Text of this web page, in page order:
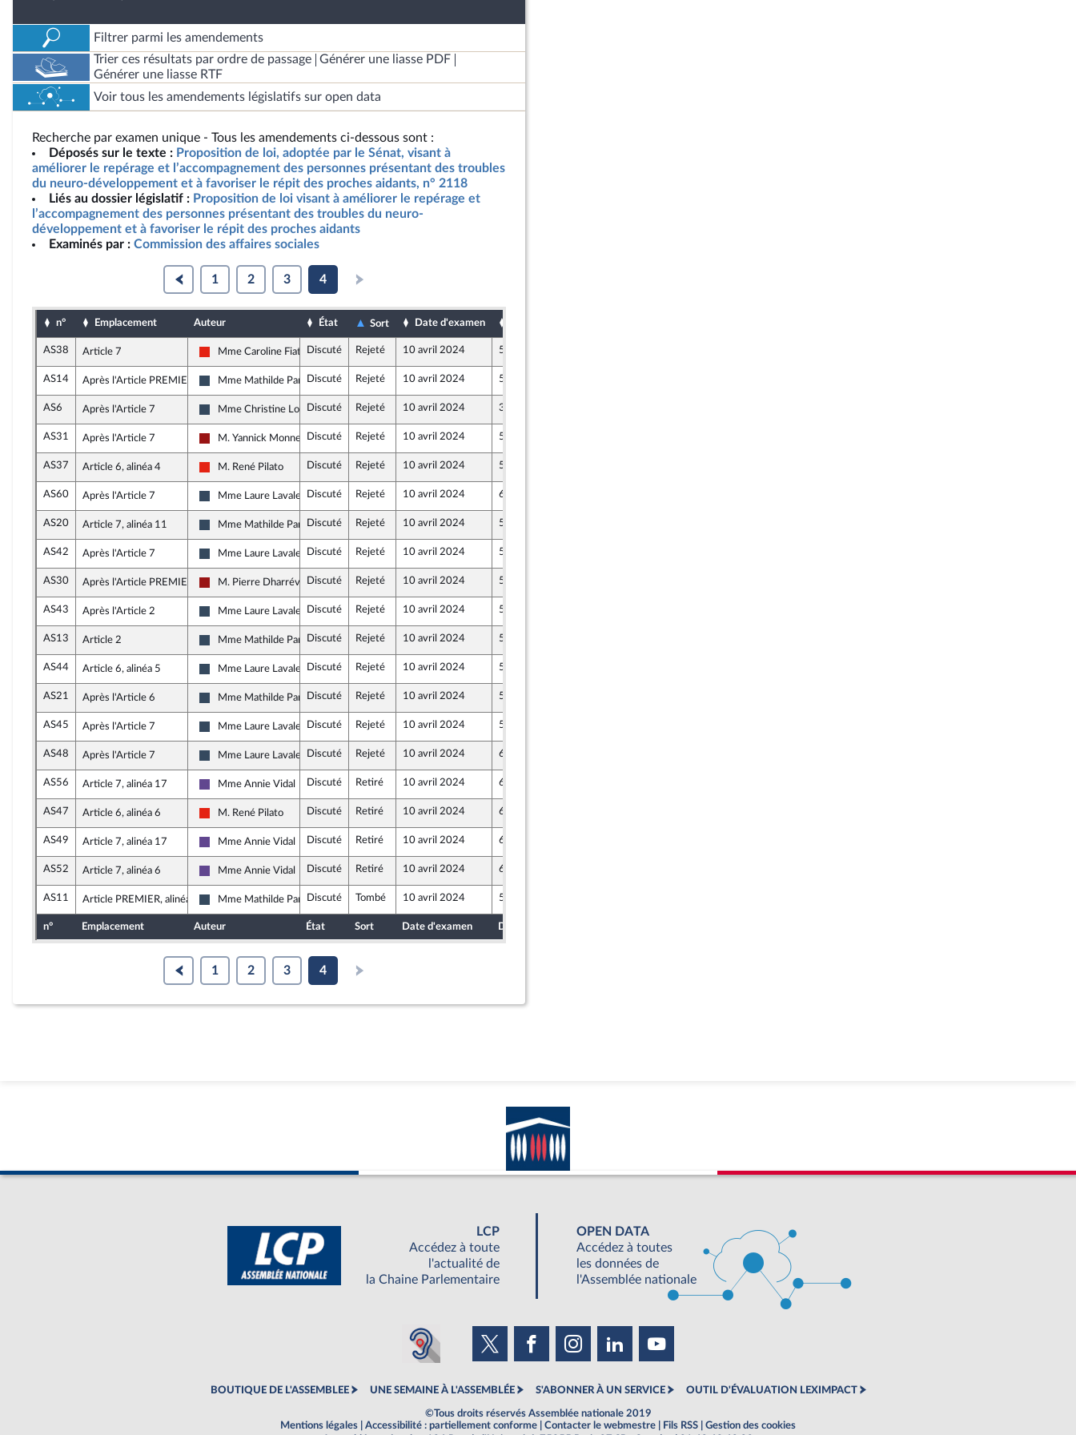
Filtrer parmi les amendements
Trier ces résultats par ordre de passage
Générer une liasse PDF
Générer une liasse RTF
Voir tous les amendements législatifs sur open data
Recherche par examen unique - Tous les amendements ci-dessous sont :
Déposés sur le texte : Proposition de loi, adoptée par le Sénat, visant à
améliorer le repérage et l’accompagnement des personnes présentant des troubles
du neuro-développement et à favoriser le répit des proches aidants, n° 2118
Liés au dossier législatif : Proposition de loi visant à améliorer le repérage et
l’accompagnement des personnes présentant des troubles du neuro-
développement et à favoriser le répit des proches aidants
Examinés par : Commission des affaires sociales
1 2 3 4
n° Emplacement Auteur État Sort Date d'examen
AS38 Article 7
La France insoumise - Nouvelle Union Populaire écologique et sociale
Mme Caroline Fiat Discuté Rejeté 10 avril 2024 5 avril 2024
AS14 Après l'Article PREMIER
Rassemblement National
Mme Mathilde ParisDiscuté Rejeté 10 avril 2024 5 avril 2024
AS6 Après l'Article 7
Rassemblement National
Mme Christine Loir Discuté Rejeté 10 avril 2024 3 avril 2024
AS31 Après l'Article 7
Gauche démocrate et républicaine - NUPES
M. Yannick Monnet Discuté Rejeté 10 avril 2024 5 avril 2024
AS37 Article 6, alinéa 4
La France insoumise - Nouvelle Union Populaire écologique et sociale
M. René Pilato Discuté Rejeté 10 avril 2024 5 avril 2024
AS60 Après l'Article 7
Rassemblement National
Mme Laure LavaletteDiscuté Rejeté 10 avril 2024 6 avril 2024
AS20 Article 7, alinéa 11
Rassemblement National
Mme Mathilde ParisDiscuté Rejeté 10 avril 2024 5 avril 2024
AS42 Après l'Article 7
Rassemblement National
Mme Laure LavaletteDiscuté Rejeté 10 avril 2024 5 avril 2024
AS30 Après l'Article PREMIER
Gauche démocrate et républicaine - NUPES
M. Pierre DharrévilleDiscuté Rejeté 10 avril 2024 5 avril 2024
AS43 Après l'Article 2
Rassemblement National
Mme Laure LavaletteDiscuté Rejeté 10 avril 2024 5 avril 2024
AS13 Article 2
Rassemblement National
Mme Mathilde ParisDiscuté Rejeté 10 avril 2024 5 avril 2024
AS44 Article 6, alinéa 5
Rassemblement National
Mme Laure LavaletteDiscuté Rejeté 10 avril 2024 5 avril 2024
AS21 Après l'Article 6
Rassemblement National
Mme Mathilde ParisDiscuté Rejeté 10 avril 2024 5 avril 2024
AS45 Après l'Article 7
Rassemblement National
Mme Laure LavaletteDiscuté Rejeté 10 avril 2024 5 avril 2024
AS48 Après l'Article 7
Rassemblement National
Mme Laure LavaletteDiscuté Rejeté 10 avril 2024 6 avril 2024
AS56 Article 7, alinéa 17
Renaissance
Mme Annie Vidal Discuté Retiré 10 avril 2024 6 avril 2024
AS47 Article 6, alinéa 6
La France insoumise - Nouvelle Union Populaire écologique et sociale
M. René Pilato Discuté Retiré 10 avril 2024 6 avril 2024
AS49 Article 7, alinéa 17
Renaissance
Mme Annie Vidal Discuté Retiré 10 avril 2024 6 avril 2024
AS52 Article 7, alinéa 6
Renaissance
Mme Annie Vidal Discuté Retiré 10 avril 2024 6 avril 2024
AS11 Article PREMIER, alinéa 2
Rassemblement National
Mme Mathilde ParisDiscuté Tombé 10 avril 2024 5 avril 2024
n° Emplacement Auteur État Sort Date d'examen Date de dépôt
1 2 3 4
LCP
Accédez à toute
l'actualité de
la Chaine Parlementaire
OPEN DATA
Accédez à toutes
les données de
l'Assemblée nationale
BOUTIQUE DE L'ASSEMBLEE UNE SEMAINE À L'ASSEMBLÉE S'ABONNER À UN SERVICE OUTIL D'ÉVALUATION LEXIMPACT
©Tous droits réservés Assemblée nationale 2019
Mentions légales
Accessibilité : partiellement conforme Contacter le webmestre Fils RSS
Gestion des cookies